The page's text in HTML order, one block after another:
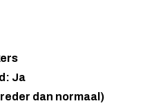
Ja
dan normaal)